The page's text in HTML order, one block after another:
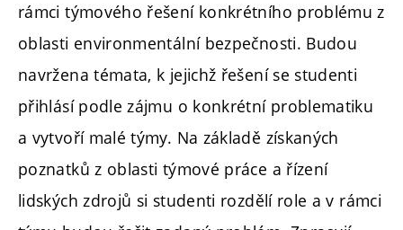
rámci týmového řešení konkrétního problému z
oblasti environmentální bezpečnosti. Budou
navržena témata, k jejichž řešení se studenti
přihlásí podle zájmu o konkrétní problematiku
a vytvoří malé týmy. Na základě získaných
poznatků z oblasti týmové práce a řízení
lidských zdrojů si studenti rozdělí role a v rámci